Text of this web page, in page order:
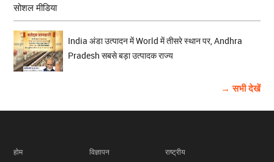
सोशल मीडिया
India अंडा उत्पादन में World में तीसरे स्थान पर, Andhra
Pradesh सबसे बड़ा उत्पादक राज्य
→ सभी देखें
होम
विज्ञापन
राष्ट्रीय